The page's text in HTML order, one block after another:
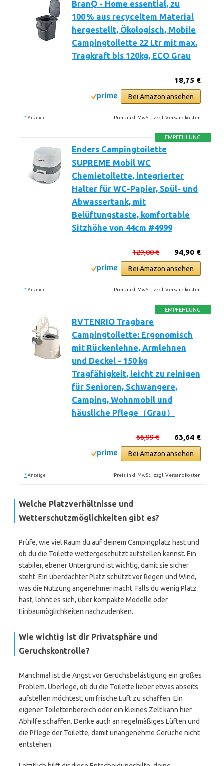
BranQ - Home essential, zu
100 % aus recyceltem Material
hergestellt, Ökologisch, Mobile
Campingtoilette 22 Ltr mit max.
Tragkraft bis 120kg, ECO Grau
18,75 €
Bei Amazon ansehen
* Anzeige Preis inkl. MwSt., zzgl. Versandkosten
EMPFEHLUNG
Enders Campingtoilette
SUPREME Mobil WC
Chemietoilette, integrierter
Halter für WC-Papier, Spül- und
Abwassertank, mit
Belüftungstaste, komfortable
Sitzhöhe von 44cm #4999
94,90 €
129,00 €
Bei Amazon ansehen
* Anzeige Preis inkl. MwSt., zzgl. Versandkosten
EMPFEHLUNG
RVTENRIO Tragbare
Campingtoilette: Ergonomisch
mit Rückenlehne, Armlehnen
und Deckel - 150 kg
Tragfähigkeit, leicht zu reinigen
für Senioren, Schwangere,
Camping, Wohnmobil und
häusliche Pflege（Grau）
63,64 €
66,99 €
Bei Amazon ansehen
* Anzeige Preis inkl. MwSt., zzgl. Versandkosten
Welche Platzverhältnisse und
Wetterschutzmöglichkeiten gibt es?
Prüfe, wie viel Raum du auf deinem Campingplatz hast und
ob du die Toilette wettergeschützt aufstellen kannst. Ein
stabiler, ebener Untergrund ist wichtig, damit sie sicher
steht. Ein überdachter Platz schützt vor Regen und Wind,
was die Nutzung angenehmer macht. Falls du wenig Platz
hast, lohnt es sich, über kompakte Modelle oder
Einbaumöglichkeiten nachzudenken.
Wie wichtig ist dir Privatsphäre und
Geruchskontrolle?
Manchmal ist die Angst vor Geruchsbelästigung ein großes
Problem. Überlege, ob du die Toilette lieber etwas abseits
aufstellen möchtest, um frische Luft zu schaffen. Ein
eigener Toilettenbereich oder ein kleines Zelt kann hier
Abhilfe schaffen. Denke auch an regelmäßiges Lüften und
die Pflege der Toilette, damit unangenehme Gerüche nicht
entstehen.